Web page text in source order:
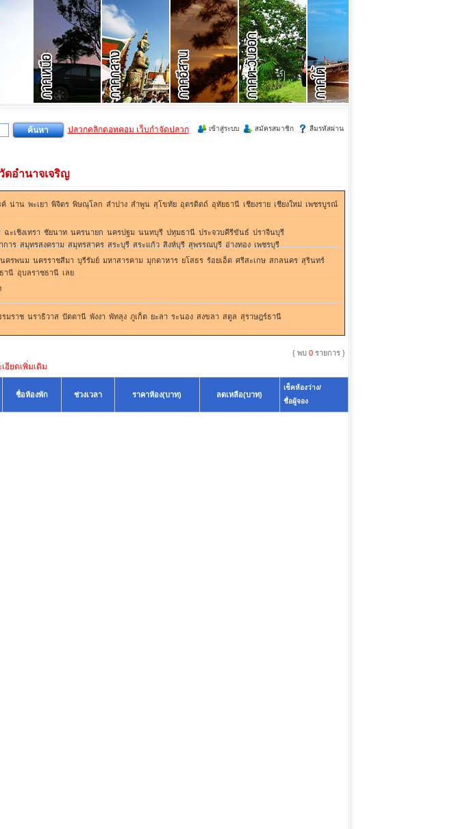
เข้าสู่ระบบ สมัครสมาชิก ลืมรหัสผ่าน
ปลวกคลิกดอทคอม เว็บกำจัดปลวก
ดอำนาจเจริญ
ค์ น่าน พะเยา พิจิตร พิษณุโลก ลำปาง ลำพูน สุโขทัย อุตรดิตถ์ อุทัยธานี เชียงราย เชียงใหม่ เพชรบูรณ์
ฉะเชิงเทรา ชัยนาท นครนายก นครปฐม นนทบุรี ปทุมธานี ประจวบคีรีขันธ์ ปราจีนบุรี
การ สมุทรสงคราม สมุทรสาคร สระบุรี สระแก้ว สิงห์บุรี สุพรรณบุรี อ่างทอง เพชรบุรี
นครพนม นครราชสีมา บุรีรัมย์ มหาสารคาม มุกดาหาร ยโสธร ร้อยเอ็ด ศรีสะเกษ สกลนคร สุรินทร์
านี อุบลราชธานี เลย
มราช นราธิวาส ปัตตานี พังงา พัทลุง ภูเก็ต ยะลา ระนอง สงขลา สตูล สุราษฎร์ธานี
{ พบ 0รายการ }
อียดเพิ่มเติม
ชื่อห้องพัก ช่วงเวลา ราคาห้อง(บาท) ลดเหลือ(บาท)
เช็คห้องว่าง/
ชื่อผู้จอง